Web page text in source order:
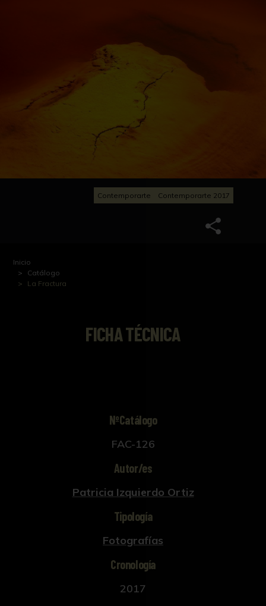
Contemporarte Contemporarte 2017
Inicio
Catálogo
La Fractura
FICHA TÉCNICA
NºCatálogo
FAC-126
Autor/es
Patricia Izquierdo Ortiz
Tipología
Fotografías
Cronología
2017